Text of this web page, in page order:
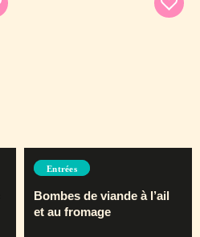
Entrées
Bombes de viande à l’ail
et au fromage